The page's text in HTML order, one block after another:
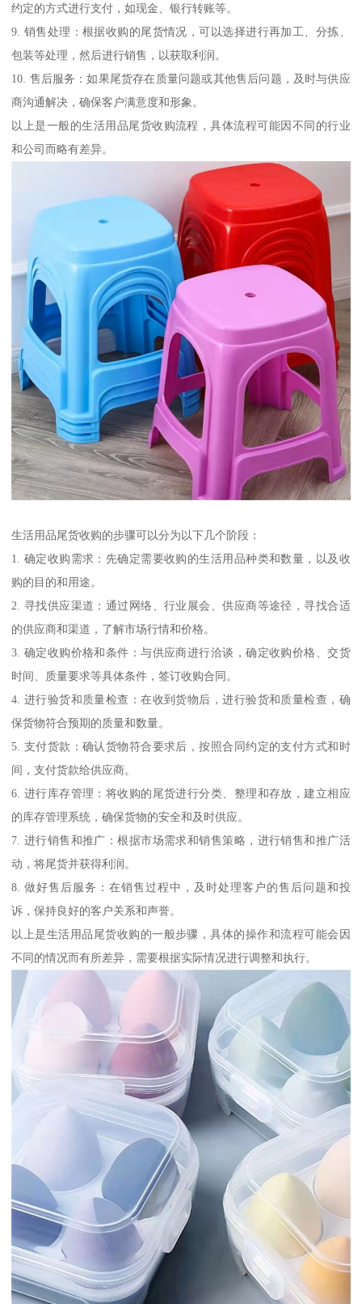
约定的方式进行支付，如现金、银行转账等。
9. 销售处理：根据收购的尾货情况，可以选择进行再加工、分拣、
包装等处理，然后进行销售，以获取利润。
10. 售后服务：如果尾货存在质量问题或其他售后问题，及时与供应
商沟通解决，确保客户满意度和形象。
以上是一般的生活用品尾货收购流程，具体流程可能因不同的行业
和公司而略有差异。
生活用品尾货收购的步骤可以分为以下几个阶段：
1. 确定收购需求：先确定需要收购的生活用品种类和数量，以及收
购的目的和用途。
2. 寻找供应渠道：通过网络、行业展会、供应商等途径，寻找合适
的供应商和渠道，了解市场行情和价格。
3. 确定收购价格和条件：与供应商进行洽谈，确定收购价格、交货
时间、质量要求等具体条件，签订收购合同。
4. 进行验货和质量检查：在收到货物后，进行验货和质量检查，确
保货物符合预期的质量和数量。
5. 支付货款：确认货物符合要求后，按照合同约定的支付方式和时
间，支付货款给供应商。
6. 进行库存管理：将收购的尾货进行分类、整理和存放，建立相应
的库存管理系统，确保货物的安全和及时供应。
7. 进行销售和推广：根据市场需求和销售策略，进行销售和推广活
动，将尾货并获得利润。
8. 做好售后服务：在销售过程中，及时处理客户的售后问题和投
诉，保持良好的客户关系和声誉。
以上是生活用品尾货收购的一般步骤，具体的操作和流程可能会因
不同的情况而有所差异，需要根据实际情况进行调整和执行。